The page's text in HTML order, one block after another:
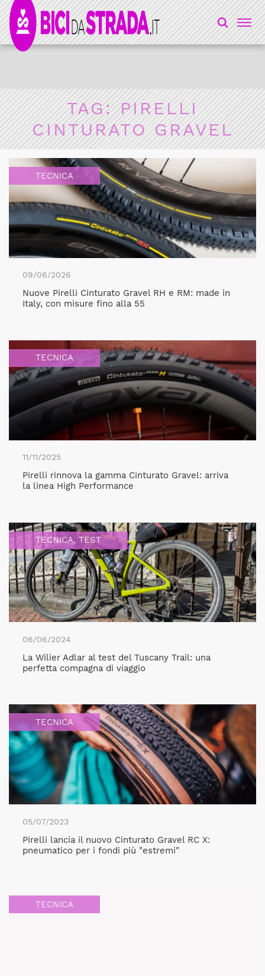
TAG:PIRELLI
CINTURATO GRAVEL
TECNICA
09/06/2026
Nuove Pirelli Cinturato Gravel RH e RM: made in
Italy, con misure fino alla 55
TECNICA
11/11/2025
Pirelli rinnova la gamma Cinturato Gravel: arriva
la linea High Performance
TECNICA, TEST
06/06/2024
La Wilier Adlar al test del Tuscany Trail: una
perfetta compagna di viaggio
TECNICA
05/07/2023
Pirelli lancia il nuovo Cinturato Gravel RC X:
pneumatico per i fondi più "estremi"
TECNICA